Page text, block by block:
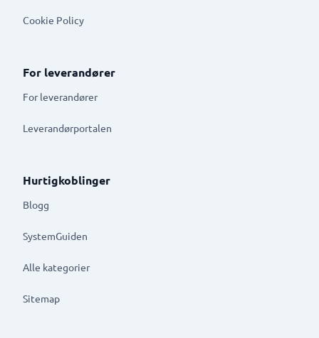
Cookie Policy
For leverandører
For leverandører
Leverandørportalen
Hurtigkoblinger
Blogg
SystemGuiden
Alle kategorier
Sitemap